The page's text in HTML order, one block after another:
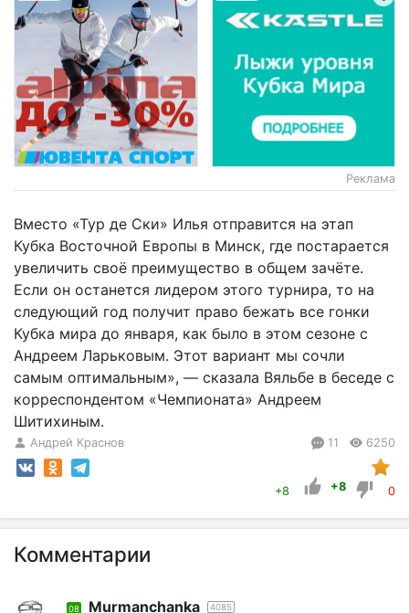
Реклама
Вместо «Тур де Ски» Илья отправится на этап
Кубка Восточной Европы в Минск, где постарается
увеличить своё преимущество в общем зачёте.
Если он останется лидером этого турнира, то на
следующий год получит право бежать все гонки
Кубка мира до января, как было в этом сезоне с
Андреем Ларьковым. Этот вариант мы сочли
самым оптимальным», — сказала Вяльбе в беседе с
корреспондентом «Чемпионата» Андреем
Шитихиным.
Андрей Краснов 11 6250
+8 +8 0
Комментарии
08 Murmanchanka 4085